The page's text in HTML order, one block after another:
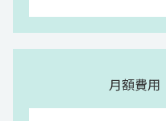
月額費用